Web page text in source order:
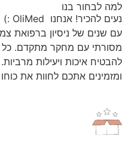
למה לבחור בנו
נעים להכיר! אנחנו OliMed :)
עם שנים של ניסיון ברפואת
מסורתי עם מחקר מתקדם. כל
להבטיח איכות ויעילות
ומזמינים אתכם לחוות את